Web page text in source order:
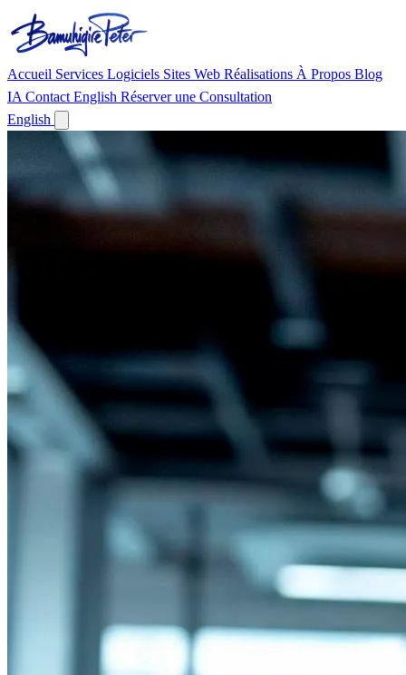
Accueil Services Logiciels Sites Web Réalisations À Propos Blog
IA Contact English Réserver une Consultation
English